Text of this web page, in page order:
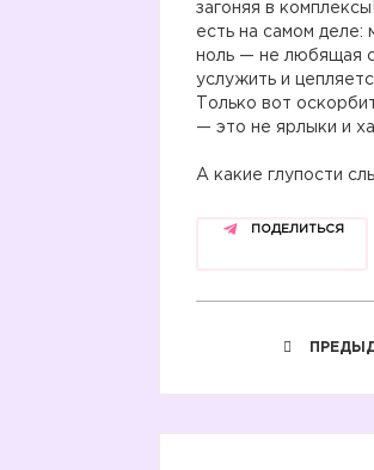
загоняя в
есть на самом деле:
ноль — не любящая
услужить и
Только вот
— это не ярлыки и
А какие глупости
ПОДЕЛИТЬСЯ